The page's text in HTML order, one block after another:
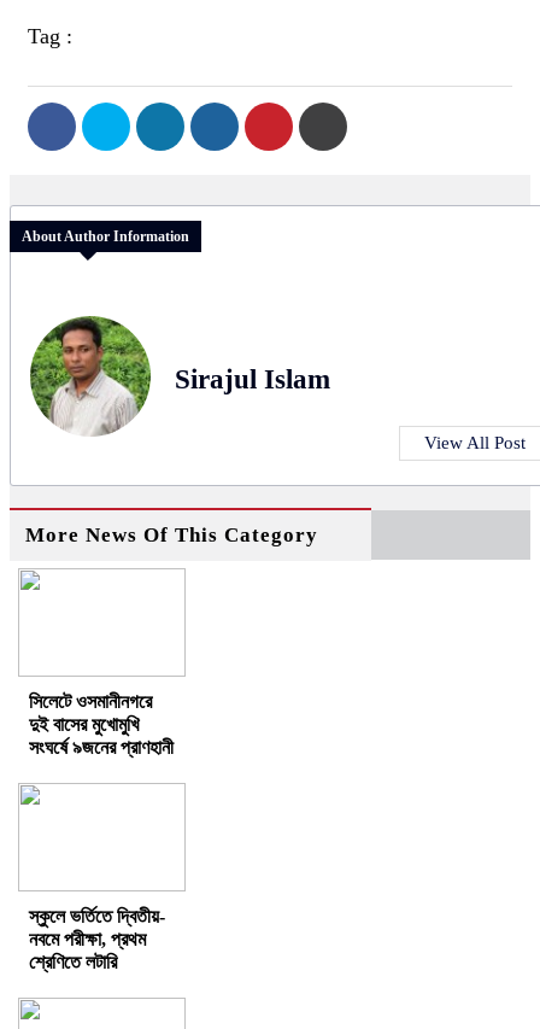
Tag :
About Author Information
Sirajul Islam
View All Post
More News Of This Category
সিলেটে ওসমানীনগরে
দুই বাসের মুখোমুখি
সংঘর্ষে ৯জনের প্রাণহানী
স্কুলে ভর্তিতে দ্বিতীয়-
নবমে পরীক্ষা, প্রথম
শ্রেণিতে লটারি